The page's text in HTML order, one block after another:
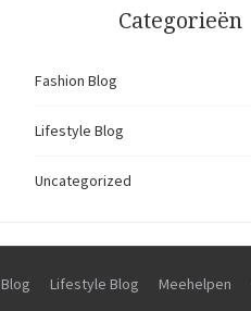
Categorieën
Fashion Blog
Lifestyle Blog
Uncategorized
Lifestyle Blog Meehelpen